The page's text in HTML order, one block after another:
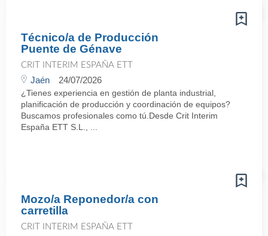
Técnico/a de Producción
Puente de Génave
CRIT INTERIM ESPAÑA ETT
Jaén 24/07/2026
¿Tienes experiencia en gestión de planta industrial,
planificación de producción y coordinación de equipos?
Buscamos profesionales como tú.Desde Crit Interim
España ETT S.L., ...
Mozo/a Reponedor/a con
carretilla
CRIT INTERIM ESPAÑA ETT